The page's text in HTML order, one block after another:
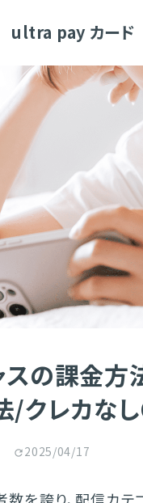
ultra pay カード
スの課金方
/クレカな
2025/04/17
を誇り、配信カ